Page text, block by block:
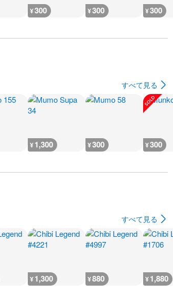
¥300 ¥300 ¥300
すべて見る
¥1,300 ¥300 ¥300
すべて見る
¥1,300 ¥880 ¥1,880